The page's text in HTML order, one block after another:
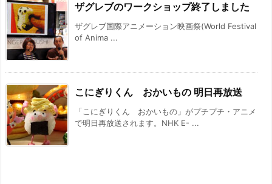
ザグレブのワークショップ終了しました
ザグレブ国際アニメーション映画祭(World Festival
of Anima ...
こにぎりくん おかいもの 明日再放送
「こにぎりくん おかいもの」がプチプチ・アニメ
で明日再放送されます。NHK E- ...